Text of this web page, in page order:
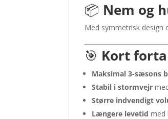
📦 Nem og
Med symmetrisk
🎯 Kort
Maksimal 3-sæsons
Stabil i stormvejr
Større indvendigt
Længere levetid med